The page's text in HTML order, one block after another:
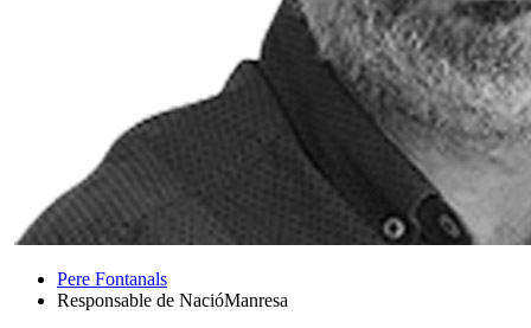
Pere Fontanals
Responsable de NacióManresa